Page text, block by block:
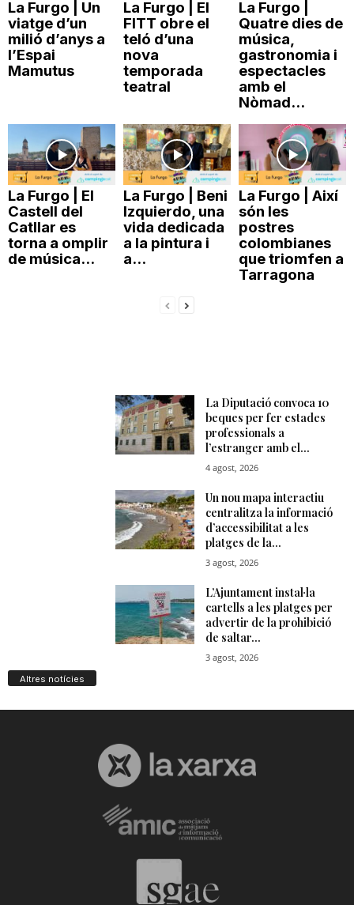
La Furgo | Un
viatge d’un
milió d’anys a
l’Espai
Mamutus
La Furgo | El
FITT obre el
teló d’una
nova
temporada
teatral
La Furgo |
Quatre dies de
música,
gastronomia i
espectacles
amb el
Nòmad...
La Furgo | El
Castell del
Catllar es
torna a omplir
de música...
La Furgo | Beni
Izquierdo, una
vida dedicada
a la pintura i
a...
La Furgo | Així
són les
postres
colombianes
que triomfen a
Tarragona
Altres notícies